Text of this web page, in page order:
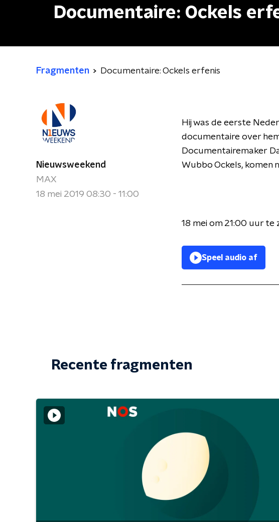
Documentaire: Ockels
Fragmenten Documentaire: Ockels erfenis
Nieuwsweekend
MAX
18 mei 2019 08:30 - 11:00
Hij was de eerste
documentaire over
Documentairemaker
Wubbo Ockels, komen
18 mei om 21:00 uur te
Speel audio af
Recente fragmenten